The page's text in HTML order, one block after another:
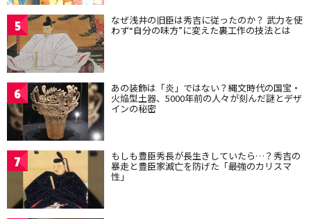
5 なぜ浅井の旧臣は秀吉に従ったのか？ 武力を使
わず“自分の味方”に変えた裏工作の技法とは
6 あの装飾は「炎」ではない？縄文時代の国宝・
火焔型土器、5000年前の人々が刻んだ謎とデザ
インの秘密
7 もしも豊臣秀長が長生きしていたら…？秀吉の
暴走と豊臣家滅亡を防げた「最強のカリスマ
性」